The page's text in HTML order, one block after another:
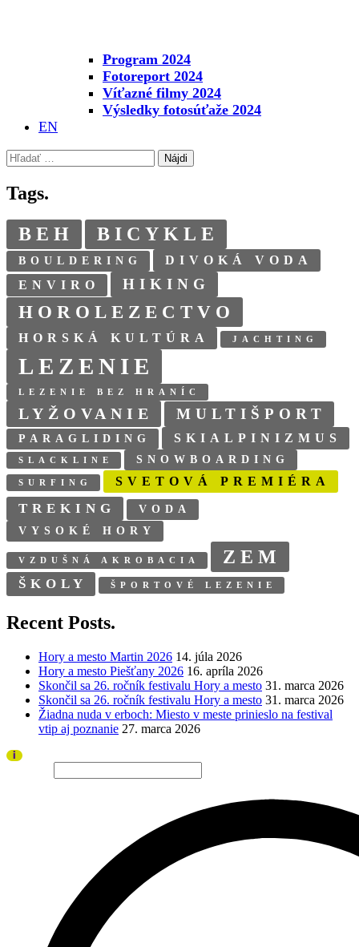
Program 2024
Fotoreport 2024
Víťazné filmy 2024
Výsledky fotosúťaže 2024
EN
Hľadať:
Tags.
BEH
BICYKLE
BOULDERING
DIVOKÁ VODA
ENVIRO
HIKING
HOROLEZECTVO
HORSKÁ KULTÚRA JACHTING
LEZENIE
LEZENIE BEZ HRANÍC
LYŽOVANIE MULTIŠPORT
PARAGLIDING SKIALPINIZMUS
SLACKLINE SNOWBOARDING
SURFING SVETOVÁ PREMIÉRA
TREKING
VODA
VYSOKÉ HORY
VZDUŠNÁ AKROBACIA ZEM
ŠKOLY ŠPORTOVÉ LEZENIE
Recent Posts.
Hory a mesto Martin 2026 14. júla 2026
Hory a mesto Piešťany 2026 16. apríla 2026
Skončil sa 26. ročník festivalu Hory a mesto 31. marca 2026
Skončil sa 26. ročník festivalu Hory a mesto 31. marca 2026
Žiadna nuda v erboch: Miesto v meste prinieslo na festival
vtip aj poznanie 27. marca 2026
i